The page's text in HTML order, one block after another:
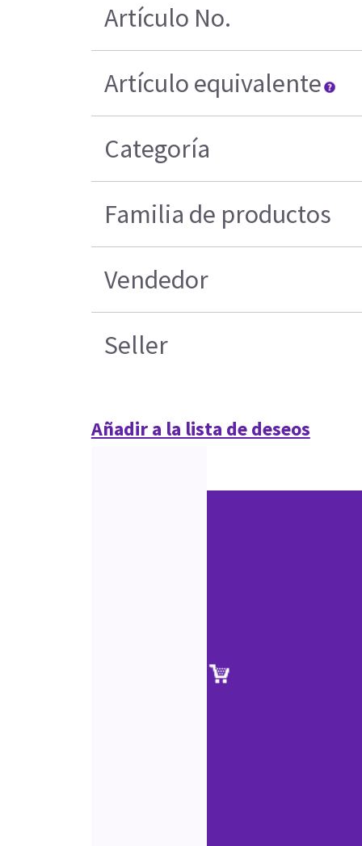
Artículo No.
Artículo equivalente
Categoría
Familia de productos
Vendedor
Seller
Añadir a la lista de deseos